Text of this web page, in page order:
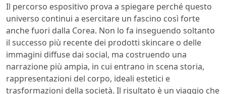
Il percorso espositivo prova a spiegare perché questo
universo continui a esercitare un fascino così forte
anche fuori dalla Corea. Non lo fa inseguendo soltanto
il successo più recente dei prodotti skincare o delle
immagini diffuse dai social, ma costruendo una
narrazione più ampia, in cui entrano in scena storia,
rappresentazioni del corpo, ideali estetici e
trasformazioni della società. Il risultato è un viaggio che